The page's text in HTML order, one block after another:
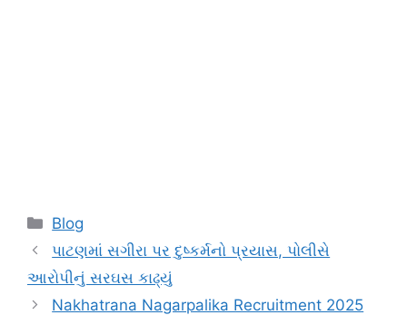
Categories
Blog
પાટણમાં સગીરા પર દુષ્કર્મનો પ્રયાસ, પોલીસે
આરોપીનું સરઘસ કાઢ્યું
Nakhatrana Nagarpalika Recruitment 2025